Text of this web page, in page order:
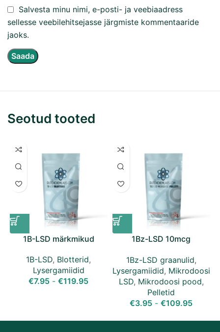
Salvesta minu nimi, e-posti- ja veebiaadress
sellesse veebilehitsejasse järgmiste kommentaaride
jaoks.
Seotud tooted
1B-LSD märkmikud
1B-LSD, Blotterid,
Lysergamiidid
€7.95 - €119.95
1Bz-LSD 10mcg
1Bz-LSD graanulid,
Lysergamiidid, Mikrodoosi
LSD, Mikrodoosi pood,
Pelletid
€3.95 - €109.95